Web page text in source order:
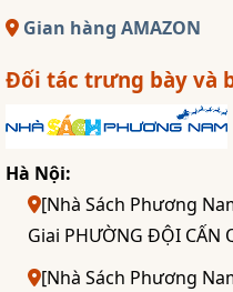
Gian hàng AMAZON
Đối tác trưng bày và
Hà Nội:
[Nhà Sách Phương
Giai PHƯỜNG ĐỘI CẤN
[Nhà Sách Phương